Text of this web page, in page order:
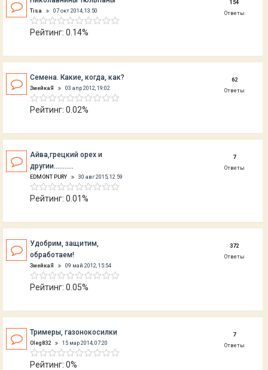
Tisa 07 окт 2014, 13:50
Рейтинг: 0.14%
154
Ответы
Семена. Какие, когда, как?
ЗмейкаЯ 03 апр 2012, 19:02
Рейтинг: 0.02%
62
Ответы
Айва,грецкий орех и
другии...........
EDMONT PURY 30 авг 2015, 12:59
Рейтинг: 0.01%
7
Ответы
Удобрим, защитим,
обработаем!
ЗмейкаЯ 09 май 2012, 15:54
Рейтинг: 0.05%
372
Ответы
Тримеры, газонокосилки
Oleg832 15 мар 2014, 07:20
Рейтинг: 0%
7
Ответы